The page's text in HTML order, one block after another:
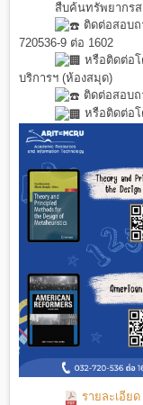
สืบค้นทรัพยากร
ติดต่อสอบ
720536-9 ต่อ 1602
หรือติดต่อ
บริการฯ (ห้องสมุด)
ติดต่อสอบถ
หรือติดต่อ
รายละเอียด